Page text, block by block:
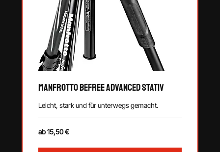
Manfrotto Befree Advanced Stativ
Leicht, stark und für unterwegs gemacht.
ab
15,50
ab 15,50 €